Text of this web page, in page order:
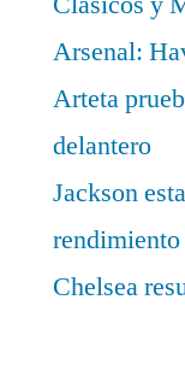
Arsenal:
Arteta
delantero
Jackson
Chelsea